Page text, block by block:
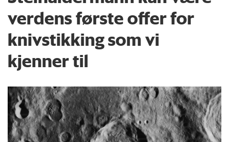
verdens første offer for
knivstikking som vi
kjenner til